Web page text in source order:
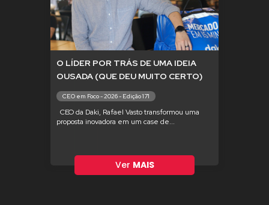
O LÍDER POR TRÁS DE UMA IDEIA
OUSADA (QUE DEU MUITO CERTO)
CEO em Foco - 2026 - Edição 171
CEO da Daki, Rafael Vasto transformou uma
proposta inovadora em um case de...
Ver MAIS